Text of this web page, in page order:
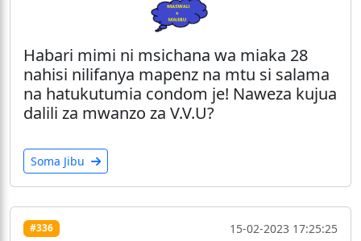
Habari mimi ni msichana wa miaka 28
nahisi nilifanya mapenz na mtu si salama
na hatukutumia condom je! Naweza kujua
dalili za mwanzo za V.V.U?
Soma Jibu
#336 15-02-2023 17:25:25